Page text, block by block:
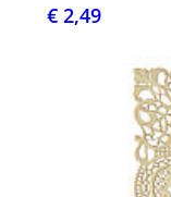
€ 2,49